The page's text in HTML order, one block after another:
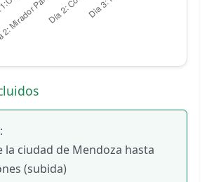
:
la ciudad de Mendoza hasta
(subida)